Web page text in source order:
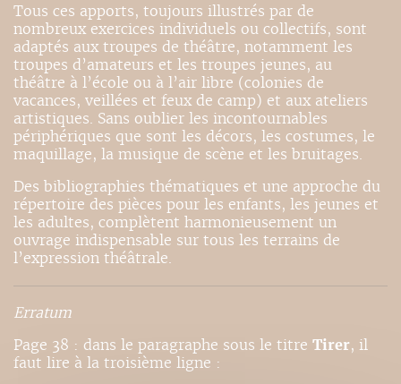
Tous ces apports, toujours illustrés par de
nombreux exercices individuels ou collectifs, sont
adaptés aux troupes de théâtre, notamment les
troupes d’amateurs et les troupes jeunes, au
théâtre à l’école ou à l’air libre (colonies de
vacances, veillées et feux de camp) et aux ateliers
artistiques. Sans oublier les incontournables
périphériques que sont les décors, les costumes, le
maquillage, la musique de scène et les bruitages.
Des bibliographies thématiques et une approche du
répertoire des pièces pour les enfants, les jeunes et
les adultes, complètent harmonieusement un
ouvrage indispensable sur tous les terrains de
l’expression théâtrale.
Erratum
Page 38 : dans le paragraphe sous le titre Tirer, il
faut lire à la troisième ligne :